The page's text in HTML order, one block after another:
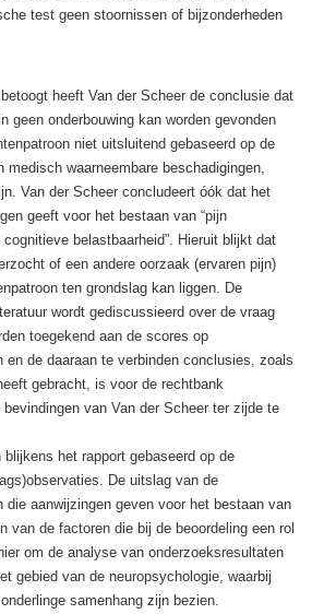
test geen stoornissen of bijzonderheden
heeft Van der Scheer de conclusie dat
geen onderbouwing kan worden gevonden
niet uitsluitend gebaseerd op de
medisch waarneembare beschadigingen,
Van der Scheer concludeert óók dat het
geeft voor het bestaan van “pijn
belastbaarheid”. Hieruit blijkt dat
of een andere oorzaak (ervaren pijn)
ten grondslag kan liggen. De
wordt gediscussieerd over de vraag
toegekend aan de scores op
de daaraan te verbinden conclusies, zoals
gebracht, is voor de rechtbank
van Van der Scheer ter zijde te
het rapport gebaseerd op de
De uitslag van de
aanwijzingen geven voor het bestaan van
van de factoren die bij de beoordeling een rol
om de analyse van onderzoeksresultaten
gebied van de neuropsychologie, waarbij
samenhang zijn bezien.